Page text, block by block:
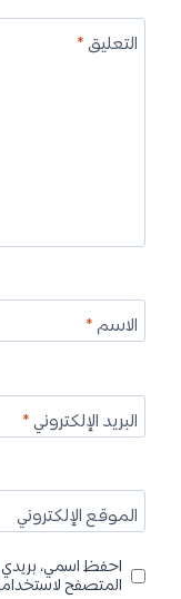
التعليق*
الاسم*
البريد الإلكتروني*
الموقع الإلكتروني
احفظ اسمي، بريدي
المتصفح